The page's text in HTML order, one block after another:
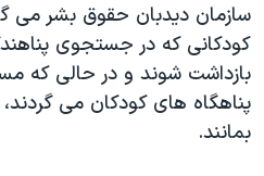
سازمان دیدبان حقوق بشر می
کودکانی که در جستجوی
بازداشت شوند و در حالی که
پناهگاه های کودکان می
بمانند.